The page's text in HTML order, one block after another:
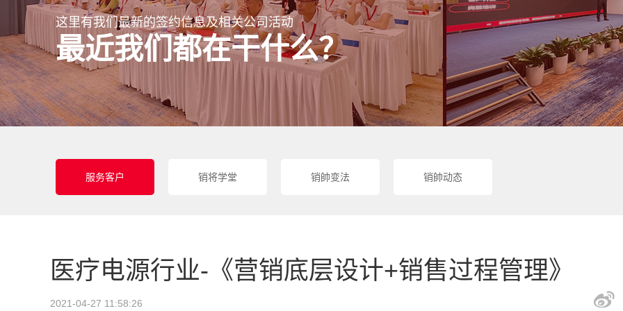
这里有我们最新的签约信息及相关公司活动
最近我们都在干什么？
服务客户 销将学堂 销帥变法 销帥动态
医疗电源行业-《营销底层设计+销售过程管理》
2021-04-27 11:58:26